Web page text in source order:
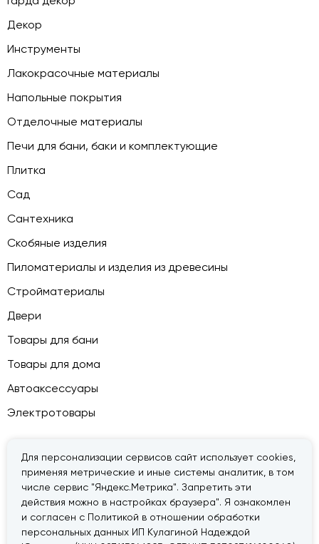
Для персонализации сервисов сайт использует cookies,
применяя метрические и иные системы аналитик, в том
числе сервис "Яндекс.Метрика". Запретить эти
действия можно в настройках браузера". Я ознакомлен
и согласен с Политикой в отношении обработки
персональных данных ИП Кулагиной Надеждой
Декор
Инструменты
Лакокрасочные материалы
Напольные покрытия
Отделочные материалы
Печи для бани, баки и комплектующие
Плитка
Сад
Сантехника
Скобяные изделия
Пиломатериалы и изделия из древесины
Стройматериалы
Двери
Товары для бани
Товары для дома
Автоаксессуары
Электротовары
© 2026 — «Дачник».Правовая информация